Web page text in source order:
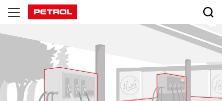
Prodajna
mesta